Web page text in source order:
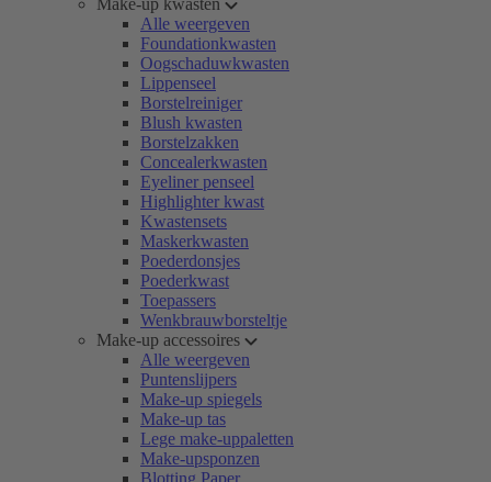
Make-up kwasten
Alle weergeven
Foundationkwasten
Oogschaduwkwasten
Lippenseel
Borstelreiniger
Blush kwasten
Borstelzakken
Concealerkwasten
Eyeliner penseel
Highlighter kwast
Kwastensets
Maskerkwasten
Poederdonsjes
Poederkwast
Toepassers
Wenkbrauwborsteltje
Make-up accessoires
Alle weergeven
Puntenslijpers
Make-up spiegels
Make-up tas
Lege make-uppaletten
Make-upsponzen
Blotting Paper